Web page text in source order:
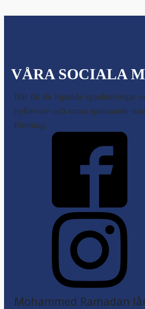
VÅRA SOCIALA
Här får du löpande uppdateringar
nyförvärv och annat spännande
förening.
Mohammed Ramadan